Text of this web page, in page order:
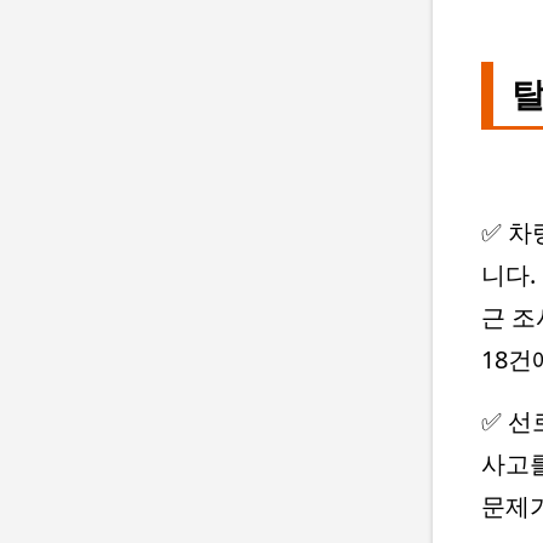
✅ 차
니다
근
18건
✅ 선
사고
문제